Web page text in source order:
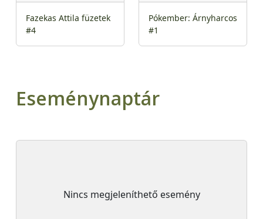
Fazekas Attila füzetek
#4
Pókember: Árnyharcos
#1
Eseménynaptár
Nincs megjeleníthető esemény